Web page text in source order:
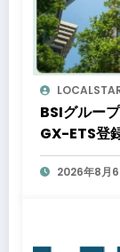
BSIグルー
GX-ETS登
フェーズ開
応はどう変
2026年8月